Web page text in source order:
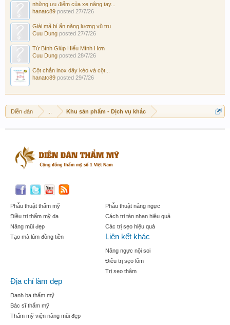
những ưu điểm của xe nâng tay...
hanatc89 posted 27/7/26
Giải mã bí ẩn năng lượng vũ trụ
Cuu Dung posted 27/7/26
Tử Bình Giúp Hiểu Mình Hơn
Cuu Dung posted 28/7/26
Cột chắn inox dây kéo và cột...
hanatc89 posted 29/7/26
Diễn đàn Khu sản phẩm - Dịch vụ khác
Phẫu thuật thẩm mỹ
Điều trị thẩm mỹ da
Nâng mũi đẹp
Tạo mà lúm đồng tiền
Phẫu thuật nâng ngực
Cách trị tàn nhan hiệu quả
Các trị sẹo hiệu quả
Liên kết khác
Nâng ngực nội soi
Điều trị sẹo lõm
Trị sẹo thâm
Địa chỉ làm đẹp
Danh bạ thẩm mỹ
Bác sĩ thẩm mỹ
Thẩm mỹ viện nâng mũi đẹp